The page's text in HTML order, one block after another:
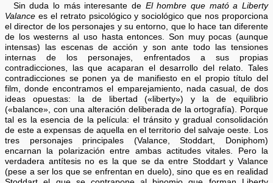
Sin duda lo más interesante de El hombre que mató a Liberty
Valancees el retrato psicológico y sociológico que nos proporciona
el director de los personajes y su entorno, que lo hace tan diferente
de los westerns al uso hasta entonces. Son muy pocas (aunque
intensas) las escenas de acción y son ante todo las tensiones
internas de los personajes, enfrentados a sus propias
contradicciones, las que acaparan el desarrollo del relato. Tales
contradicciones se ponen ya de manifiesto en el propio título del
film, donde encontramos el emparejamiento, nada casual, de dos
ideas opuestas: la de libertad («liberty») y la de equilibrio
(«balance», con una alteración deliberada de la ortografía). Porque
tal es la esencia de la película: el tránsito y gradual consolidación
de este a expensas de aquella en el territorio del salvaje oeste. Los
tres personajes principales (Valance, Stoddart, Doniphom)
encarnan la polarización entre ambas actitudes vitales. Pero la
verdadera antítesis no es la que se da entre Stoddart y Valance
(pese a ser los que se enfrentan en duelo), sino que es en realidad